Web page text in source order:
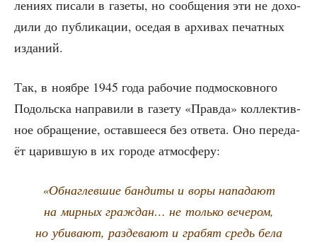
ле­ни­ях писа­ли в газе­ты, но сооб­ще­ния эти не дохо­
ди­ли до пуб­ли­ка­ции, осе­дая в архи­вах печат­ных
изданий.
Так, в нояб­ре 1945 года рабо­чие под­мос­ков­но­го
Подоль­ска напра­ви­ли в газе­ту «Прав­да» кол­лек­тив­
ное обра­ще­ние, остав­ше­е­ся без отве­та. Оно пере­да­
ёт царив­шую в их горо­де атмосферу:
«Обнаг­лев­шие бан­ди­ты и воры напа­да­ют
на мир­ных граж­дан… не толь­ко вече­ром,
но уби­ва­ют, раз­де­ва­ют и гра­бят средь бела